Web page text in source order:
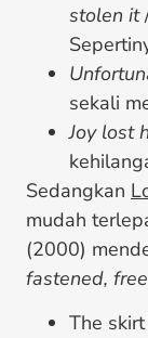
stolen it
sekali
Joy lost
Sedangkan
mudah
(2000)
fastened,
The